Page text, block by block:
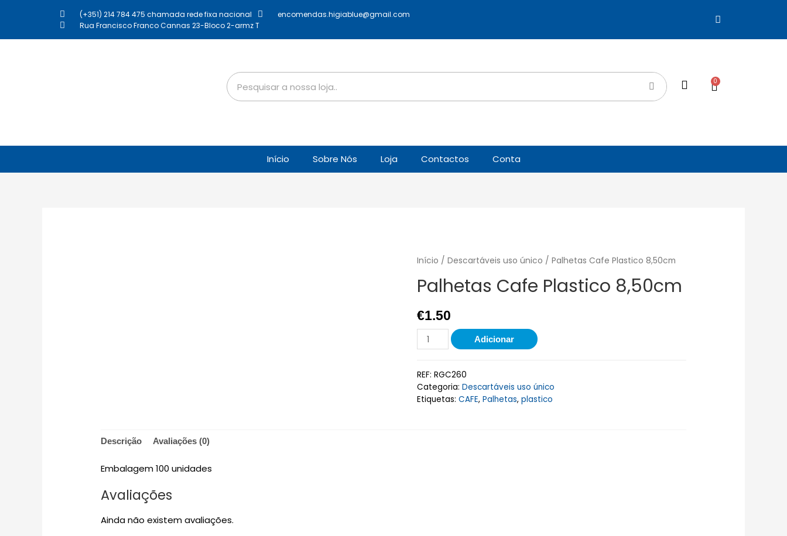
(+351) 214 784 475 chamada rede fixa nacional
encomendas.higiablue@gmail.com
Rua Francisco Franco Cannas 23-Bloco 2-armz T
0
Início Sobre Nós Loja Contactos Conta
Início / Descartáveis uso único / Palhetas Cafe Plastico 8,50cm
Palhetas Cafe Plastico 8,50cm
€1.50
Adicionar
REF: RGC260
Categoria: Descartáveis uso único
Etiquetas: CAFE, Palhetas, plastico
Descrição Avaliações (0)
Embalagem 100 unidades
Avaliações
Ainda não existem avaliações.